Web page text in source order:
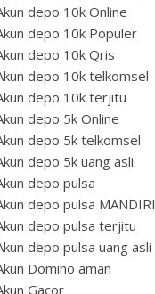
depo 10k Online
depo 10k Populer
depo 10k Qris
depo 10k telkomsel
depo 10k terjitu
depo 5k Online
depo 5k telkomsel
depo 5k uang asli
depo pulsa
depo pulsa MANDIRI
depo pulsa terjitu
depo pulsa uang asli
Domino aman
Gacor